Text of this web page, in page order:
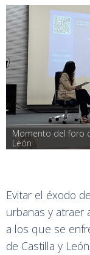
Momento del foro
León
Evitar el éxodo
urbanas y atraer
a los que se
de Castilla y